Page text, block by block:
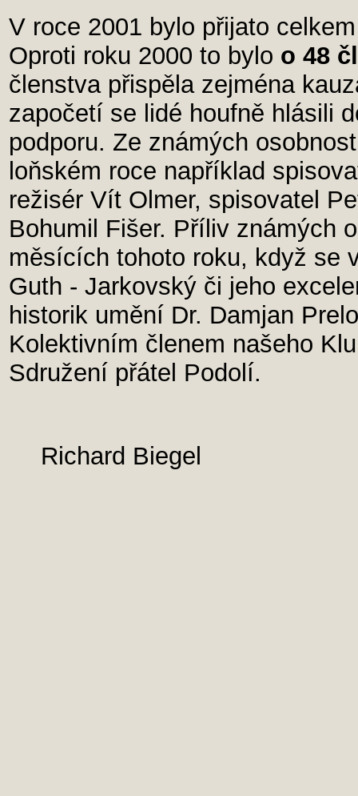
V roce 2001 bylo přijato
Oproti roku 2000 to bylo o 48
členstva přispěla zejména
započetí se lidé houfně hlásili
podporu. Ze známých
loňském roce například
režisér Vít Olmer, spisovatel
Bohumil Fišer. Příliv známých
měsících tohoto roku, když se
Guth - Jarkovský či jeho
historik umění Dr. Damjan
Kolektivním členem našeho
Sdružení přátel Podolí.
Richard Biegel